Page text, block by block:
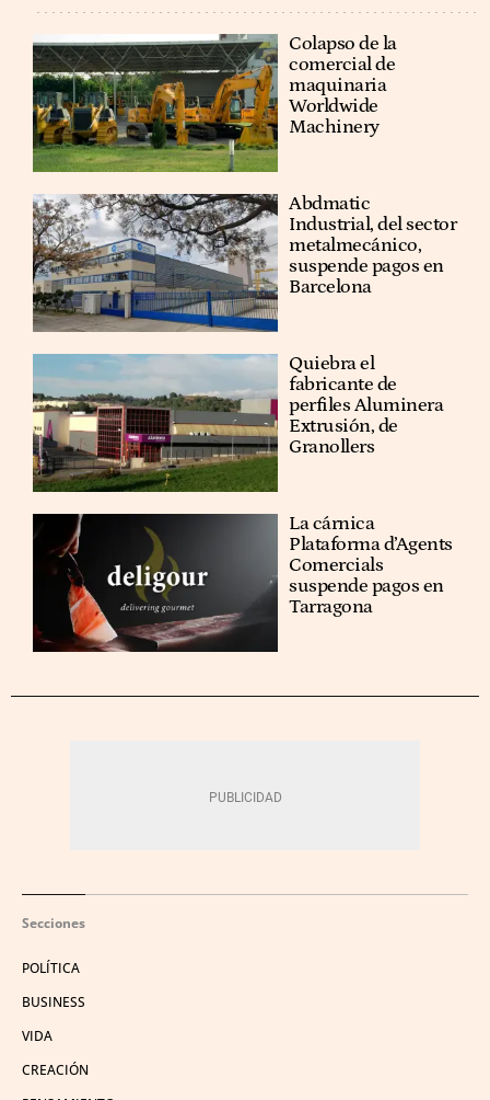
Colapso de la
comercial de
maquinaria
Worldwide
Machinery
Abdmatic
Industrial, del sector
metalmecánico,
suspende pagos en
Barcelona
Quiebra el
fabricante de
perfiles Aluminera
Extrusión, de
Granollers
La cárnica
Plataforma d’Agents
Comercials
suspende pagos en
Tarragona
Secciones
POLÍTICA
BUSINESS
VIDA
CREACIÓN